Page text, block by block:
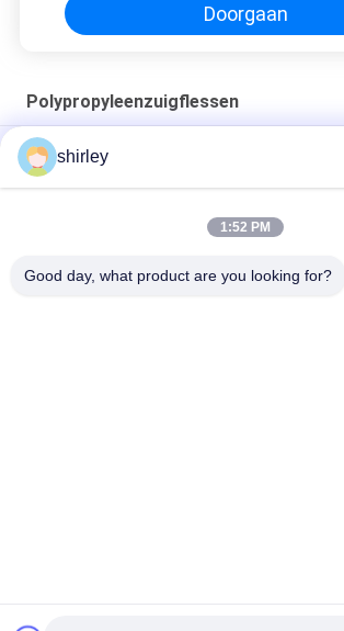
Doorgaan
Polypropyleenzuigflessen
Fabriek 8oz standaard voedingsfles 3pcs in
Anti Colic melkfles
shirley
1:52 PM
Good day, what product are you looking for?